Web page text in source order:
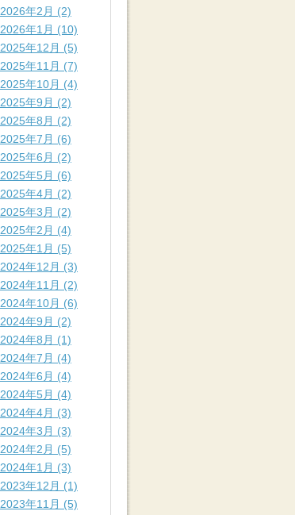
2026年2月 (2)
2026年1月 (10)
2025年12月 (5)
2025年11月 (7)
2025年10月 (4)
2025年9月 (2)
2025年8月 (2)
2025年7月 (6)
2025年6月 (2)
2025年5月 (6)
2025年4月 (2)
2025年3月 (2)
2025年2月 (4)
2025年1月 (5)
2024年12月 (3)
2024年11月 (2)
2024年10月 (6)
2024年9月 (2)
2024年8月 (1)
2024年7月 (4)
2024年6月 (4)
2024年5月 (4)
2024年4月 (3)
2024年3月 (3)
2024年2月 (5)
2024年1月 (3)
2023年12月 (1)
2023年11月 (5)